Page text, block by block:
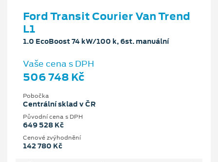
Ford Transit Courier Van Trend
L1
1.0 EcoBoost 74 kW/100 k, 6st. manuální
Vaše cena s DPH
506 748 Kč
Pobočka
Centrální sklad v ČR
Původní cena s DPH
649 528 Kč
Cenové zvýhodnění
142 780 Kč